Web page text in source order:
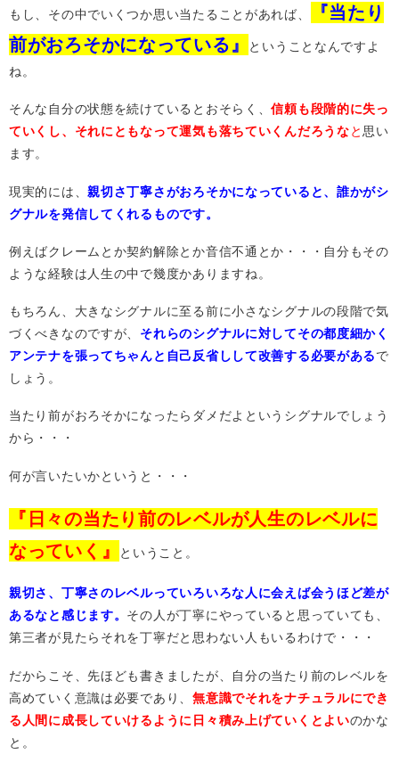
もし、その中でいくつか思い当たることがあれば、
『当たり
前がおろそかになっている』
ということなんですよ
ね。
そんな自分の状態を続けているとおそらく、信頼も段階的に失っ
ていくし、それにともなって運気も落ちていくんだろうなと思い
ます。
現実的には、親切さ丁寧さがおろそかになっていると、誰かがシ
グナルを発信してくれるものです。
例えばクレームとか契約解除とか音信不通とか・・・自分もその
ような経験は人生の中で幾度かありますね。
もちろん、大きなシグナルに至る前に小さなシグナルの段階で気
づくべきなのですが、 それらのシグナルに対してその都度細かく
アンテナを張ってちゃんと自己反省しして改善する必要があるで
しょう。
当たり前がおろそかになったらダメだよというシグナルでしょう
から・・・
何が言いたいかというと・・・
『日々の当たり前のレベルが人生のレベルに
なっていく』
ということ。
親切さ、丁寧さのレベルっていろいろな人に会えば会うほど差が
あるなと感じます。 その人が丁寧にやっていると思っていても、
第三者が見たらそれを丁寧だと思わない人もいるわけで・・・
だからこそ、先ほども書きましたが、自分の当たり前のレベルを
高めていく意識は必要であり、無意識でそれをナチュラルにでき
る人間に成長していけるように日々積み上げていくとよいのかな
と。